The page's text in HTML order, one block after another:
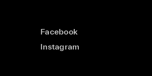
Facebook
Instagram